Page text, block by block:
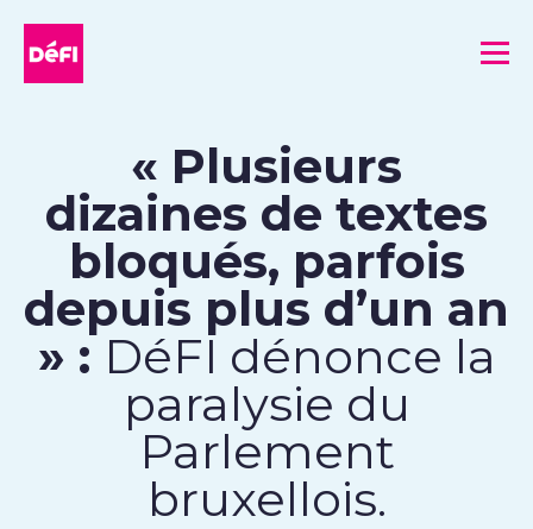
« Plusieurs
dizaines de textes
bloqués, parfois
depuis plus d’un an
» : DéFI dénonce la
paralysie du
Parlement
bruxellois.